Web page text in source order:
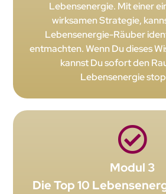
Lebensenergie. Mit einer
wirksamen Strategie,
Lebensenergie-Räuber
entmachten. Wenn Du dieses
kannst Du sofort den
Lebensenergie
Modul 3
Die Top 10